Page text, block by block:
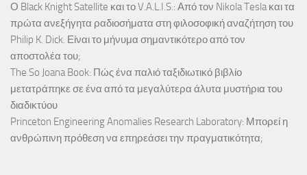
Ο Black Knight Satellite και το V.A.L.I.S.: Από τον Nikola Tesla και τα
πρώτα ανεξήγητα ραδιοσήματα στη φιλοσοφική αναζήτηση του
Philip K. Dick. Είναι το μήνυμα σημαντικότερο από τον
αποστολέα του;
The So Joana Book: Πώς ένα παλιό ταξιδιωτικό βιβλίο
μετατράπηκε σε ένα από τα μεγαλύτερα άλυτα μυστήρια του
διαδικτύου
Princeton Engineering Anomalies Research Laboratory: Μπορεί η
ανθρώπινη πρόθεση να επηρεάσει την πραγματικότητα;